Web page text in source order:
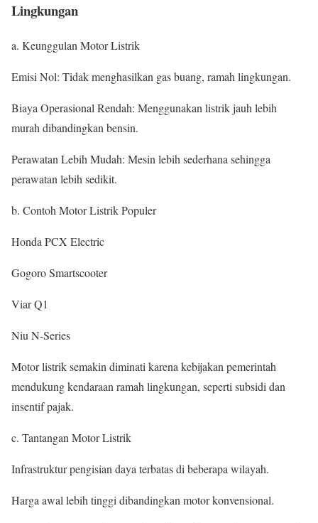
Lingkungan
a. Keunggulan Motor Listrik
Emisi Nol: Tidak menghasilkan gas buang, ramah lingkungan.
Biaya Operasional Rendah: Menggunakan listrik jauh lebih
murah dibandingkan bensin.
Perawatan Lebih Mudah: Mesin lebih sederhana sehingga
perawatan lebih sedikit.
b. Contoh Motor Listrik Populer
Honda PCX Electric
Gogoro Smartscooter
Viar Q1
Niu N-Series
Motor listrik semakin diminati karena kebijakan pemerintah
mendukung kendaraan ramah lingkungan, seperti subsidi dan
insentif pajak.
c. Tantangan Motor Listrik
Infrastruktur pengisian daya terbatas di beberapa wilayah.
Harga awal lebih tinggi dibandingkan motor konvensional.